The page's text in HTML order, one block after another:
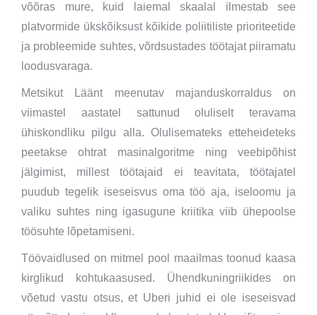
võõras mure, kuid laiemal skaalal ilmestab see
platvormide ükskõiksust kõikide poliitiliste prioriteetide
ja probleemide suhtes, võrdsustades töötajat piiramatu
loodusvaraga.
Metsikut Läänt meenutav majanduskorraldus on
viimastel aastatel sattunud oluliselt teravama
ühiskondliku pilgu alla. Olulisemateks etteheideteks
peetakse ohtrat masinalgoritme ning veebipõhist
jälgimist, millest töötajaid ei teavitata, töötajatel
puudub tegelik iseseisvus oma töö aja, iseloomu ja
valiku suhtes ning igasugune kriitika viib ühepoolse
töösuhte lõpetamiseni.
Töövaidlused on mitmel pool maailmas toonud kaasa
kirglikud kohtukaasused. Ühendkuningriikides on
võetud vastu otsus, et Uberi juhid ei ole iseseisvad